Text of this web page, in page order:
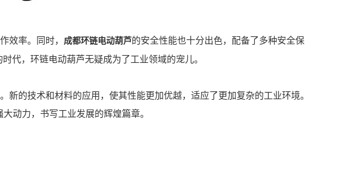
率。同时， 成都环链电动葫芦的安全性能也十分出色，配备了多种安全保
代，环链电动葫芦无疑成为了工业领域的宠儿。
的技术和材料的应用，使其性能更加优越，适应了更加复杂的工业环境。
动力，书写工业发展的辉煌篇章。